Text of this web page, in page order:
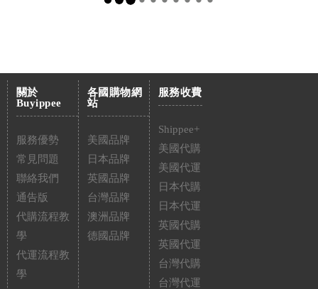
關於
Buyippee
服務優勢
常見問題
聯絡我們
通告版
代購流程教
學
代運流程教
學
各國購物網
站
美國品牌
日本品牌
英國品牌
台灣品牌
澳洲品牌
德國品牌
服務收費
Shippee+
美國代購
美國代運
日本代購
日本代運
英國代購
英國代運
台灣代購
台灣代運